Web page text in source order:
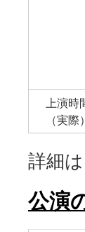
上演時
（実際）
詳細は
公演